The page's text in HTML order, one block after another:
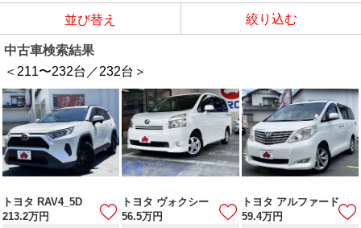
並び替え 絞り込む
中古車検索結果
＜211〜232台／232台＞
トヨタ RAV4_5D
213.2万円
トヨタ ヴォクシー
56.5万円
トヨタ アルファード
59.4万円